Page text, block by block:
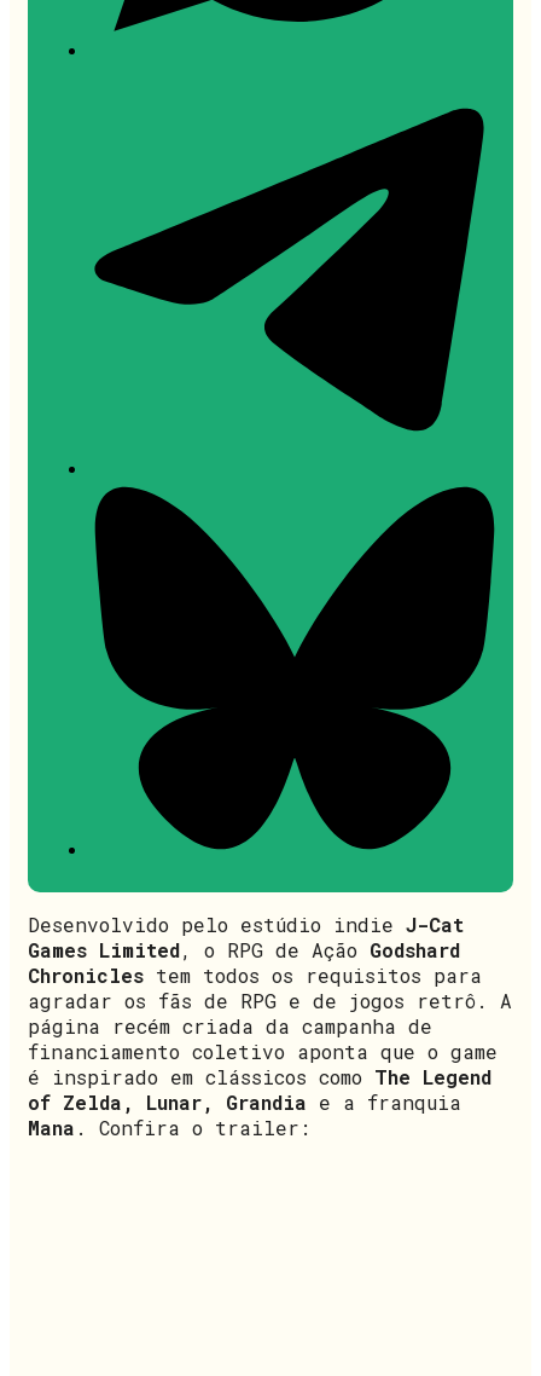
Desenvolvido pelo estúdio indie J-Cat
Games Limited, o RPG de Ação Godshard
Chronicles tem todos os requisitos para
agradar os fãs de RPG e de jogos retrô. A
página recém criada da campanha de
financiamento coletivo aponta que o game
é inspirado em clássicos como The Legend
of Zelda, Lunar, Grandia e a franquia
Mana . Confira o trailer: